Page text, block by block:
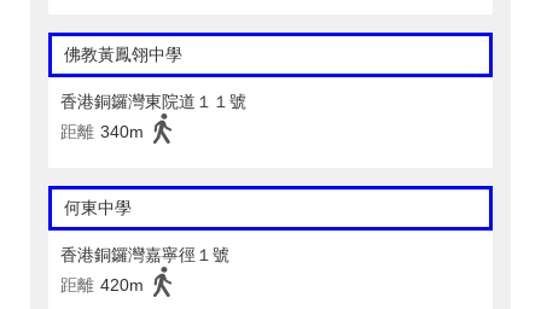
佛教黃鳳翎中學
香港銅鑼灣東院道１１號
距離 340m
何東中學
香港銅鑼灣嘉寧徑１號
距離 420m